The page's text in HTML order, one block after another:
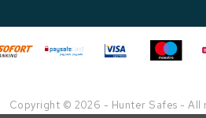
Copyright © 2026 - Hunter Safes - All